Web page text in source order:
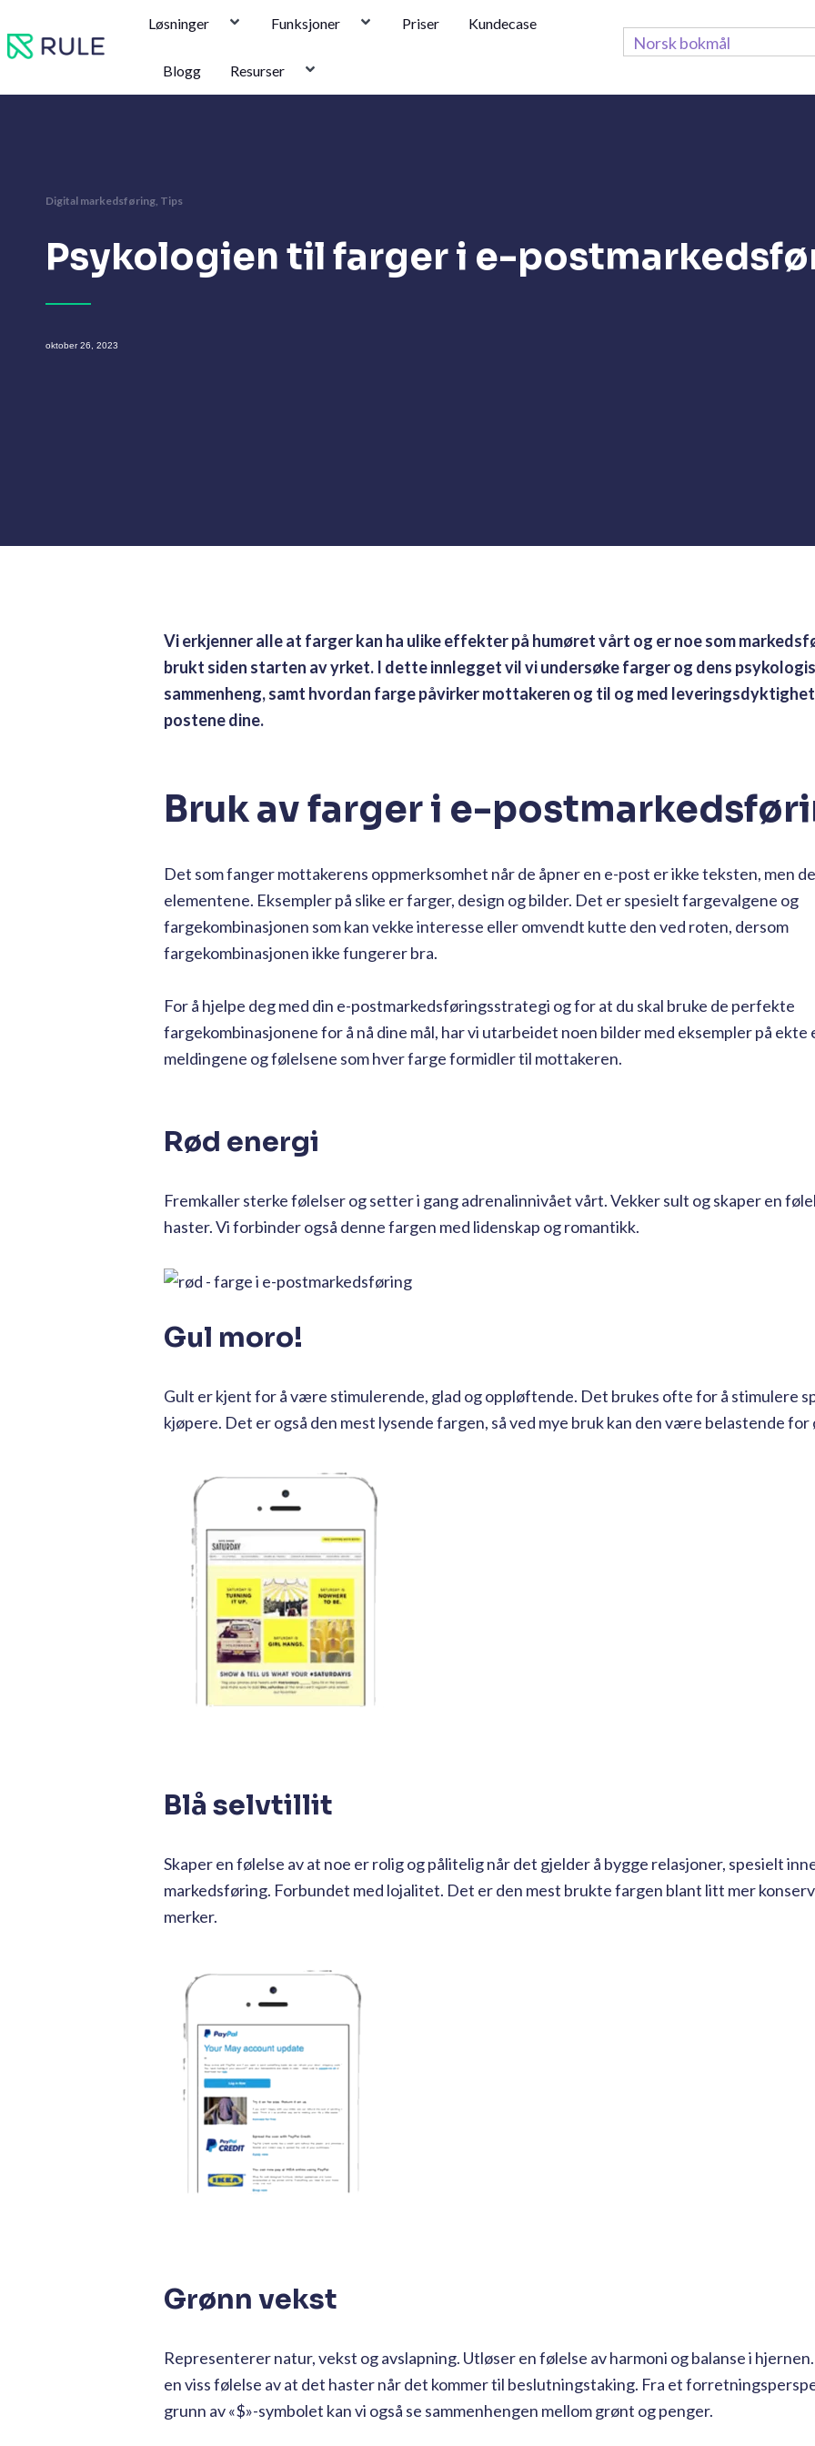
rett
til
innholdet
Løsninger Funksjoner Priser Kundecase
Blogg Resurser
Norsk bokmål
Digital markedsføring, Tips
Psykologien til farger i e-
oktober 26, 2023
Vi erkjenner alle at farger kan ha ulike effekter på humøret vårt og er noe som
brukt siden starten av yrket. I dette innlegget vil vi undersøke farger og dens
sammenheng, samt hvordan farge påvirker mottakeren og til og med
postene dine.
Bruk av farger i e-
Det som fanger mottakerens oppmerksomhet når de åpner en e-post er ikke teksten, men
elementene. Eksempler på slike er farger, design og bilder. Det er spesielt fargevalgene og
fargekombinasjonen som kan vekke interesse eller omvendt kutte den ved roten, dersom
fargekombinasjonen ikke fungerer bra.
For å hjelpe deg med din e-postmarkedsføringsstrategi og for at du skal bruke de perfekte
fargekombinasjonene for å nå dine mål, har vi utarbeidet noen bilder med eksempler på ekte
meldingene og følelsene som hver farge formidler til mottakeren.
Rød energi
Fremkaller sterke følelser og setter i gang adrenalinnivået vårt. Vekker sult og skaper en
haster. Vi forbinder også denne fargen med lidenskap og romantikk.
Gul moro!
Gult er kjent for å være stimulerende, glad og oppløftende. Det brukes ofte for å stimulere
kjøpere. Det er også den mest lysende fargen, så ved mye bruk kan den være belastende for
Blå selvtillit
Skaper en følelse av at noe er rolig og pålitelig når det gjelder å bygge relasjoner, spesielt
markedsføring. Forbundet med lojalitet. Det er den mest brukte fargen blant litt mer
merker.
Grønn vekst
Representerer natur, vekst og avslapning. Utløser en følelse av harmoni og balanse i
en viss følelse av at det haster når det kommer til beslutningstaking. Fra et
grunn av «$»-symbolet kan vi også se sammenhengen mellom grønt og penger.